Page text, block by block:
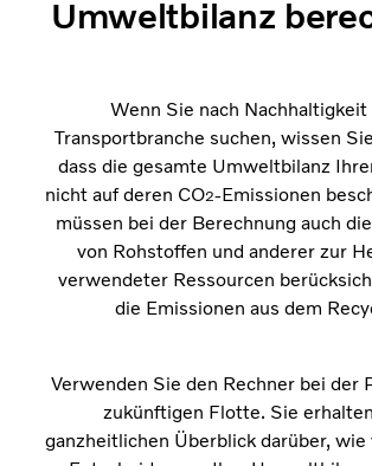
Umweltbilanz
Wenn Sie nach Nachhaltigkeit
Transportbranche suchen, wissen
dass die gesamte Umweltbilanz
nicht auf deren CO2-Emissionen
müssen bei der Berechnung auch
von Rohstoffen und anderer zur
verwendeter Ressourcen
die Emissionen aus dem
Verwenden Sie den Rechner bei der
zukünftigen Flotte. Sie
ganzheitlichen Überblick darüber, wie